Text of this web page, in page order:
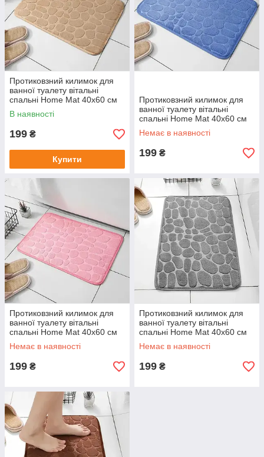
Протиковзний килимок для
ванної туалету вітальні
спальні Home Mat 40х60 см
В наявності
199 ₴
Купити
Протиковзний килимок для
ванної туалету вітальні
спальні Home Mat 40х60 см
Немає в наявності
199 ₴
Протиковзний килимок для
ванної туалету вітальні
спальні Home Mat 40х60 см
Немає в наявності
199 ₴
Протиковзний килимок для
ванної туалету вітальні
спальні Home Mat 40х60 см
Немає в наявності
199 ₴